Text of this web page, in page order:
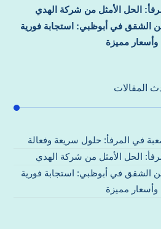
الحل الأمثل من شركة الهدي
من الشقق في أبوظبي: استجابة فورية
وأسعار مميزة
المقالات
في المرفأ: حلول سريعة وفعالة
الحل الأمثل من شركة الهدي
من الشقق في أبوظبي: استجابة فورية
وأسعار مميزة